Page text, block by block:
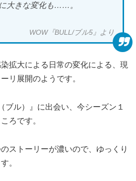
大きな変化も……。
WOW『BULL/ブル5』より
拡大による日常の変化による、現
リ展開のようです。
ブル）』に出会い、今シーズン１
ろです。
ストーリーが濃いので、ゆっくり
。